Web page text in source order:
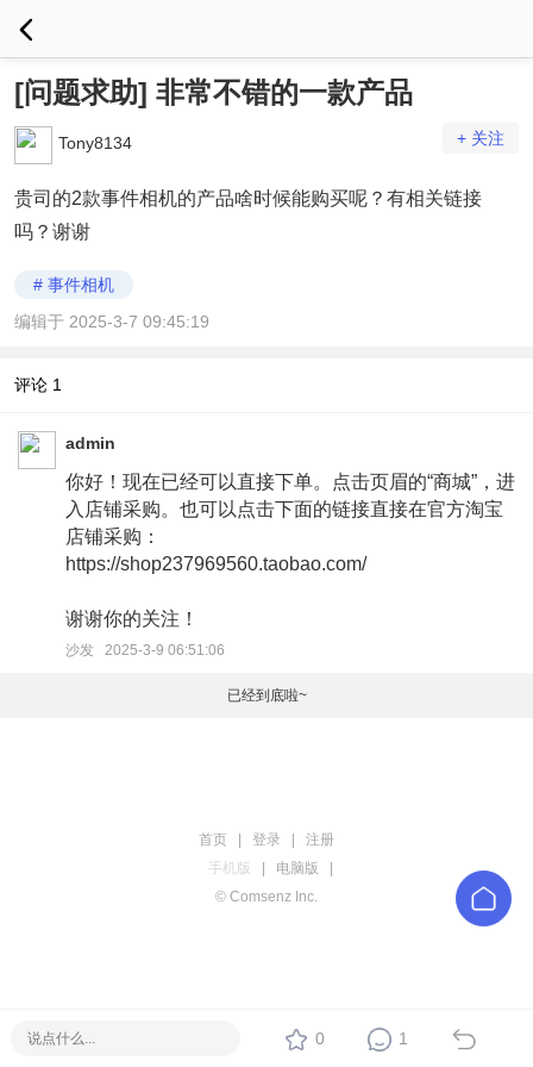
[问题求助] 非常不错的一款产品
Tony8134 + 关注
贵司的2款事件相机的产品啥时候能购买呢？有相关链接
吗？谢谢
# 事件相机
编辑于 2025-3-7 09:45:19
评论 1
admin
你好！现在已经可以直接下单。点击页眉的“商城”，进
入店铺采购。也可以点击下面的链接直接在官方淘宝
店铺采购：
https://shop237969560.taobao.com/
谢谢你的关注！
沙发 2025-3-9 06:51:06
已经到底啦~
0 1
首页 登录
注册
手机版
电脑版
© Comsenz Inc.